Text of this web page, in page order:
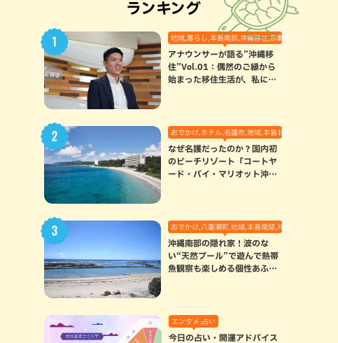
ランキング
地域,暮らし,本島南部,沖縄移住,那覇市
アナウンサーが語る”沖縄移
住”Vol.01：偶然のご縁から
始まった移住生活が、私にと
おでかけ,ホテル,名護市,地域,本島北部
なぜ名護だったのか？国内初
のビーチリゾート「コートヤ
ード・バイ・マリオット沖縄
おでかけ,八重瀬町,地域,本島南部,沖縄の海,自然
沖縄南部の隠れ家！波のな
い“天然プール”で遊んで熱帯
魚観察も楽しめる個性あふれ
エンタメ,占い
今日の占い・開運アドバイス